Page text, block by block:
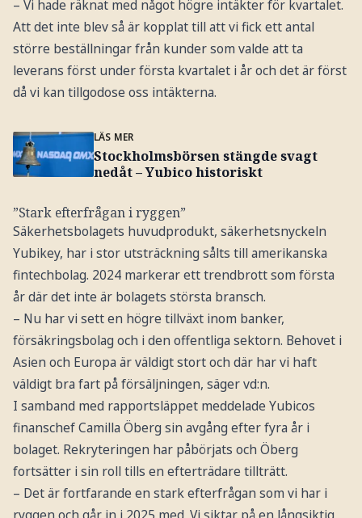
– Vi hade räknat med något högre intäkter för kvartalet.
Att det inte blev så är kopplat till att vi fick ett antal
större beställningar från kunder som valde att ta
leverans först under första kvartalet i år och det är först
då vi kan tillgodose oss intäkterna.
LÄS MER
Stockholmsbörsen stängde svagt
nedåt – Yubico historiskt
”Stark efterfrågan i ryggen”
Säkerhetsbolagets huvudprodukt, säkerhetsnyckeln
Yubikey, har i stor utsträckning sålts till amerikanska
fintechbolag. 2024 markerar ett trendbrott som första
år där det inte är bolagets största bransch.
– Nu har vi sett en högre tillväxt inom banker,
försäkringsbolag och i den offentliga sektorn. Behovet i
Asien och Europa är väldigt stort och där har vi haft
väldigt bra fart på försäljningen, säger vd:n.
I samband med rapportsläppet meddelade Yubicos
finanschef Camilla Öberg sin avgång efter fyra år i
bolaget. Rekryteringen har påbörjats och Öberg
fortsätter i sin roll tills en efterträdare tillträtt.
– Det är fortfarande en stark efterfrågan som vi har i